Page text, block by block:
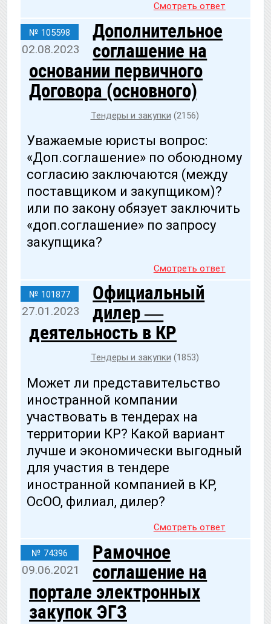
Смотреть ответ
№ 105598
02.08.2023
Дополнительное
соглашение на
основании первичного
Договора (основного)
Тендеры и закупки (2156)
Уважаемые юристы вопрос:
«Доп.соглашение» по обоюдному
согласию заключаются (между
поставщиком и закупщиком)?
или по закону обязует заключить
«доп.соглашение» по запросу
закупщика?
Смотреть ответ
№ 101877
27.01.2023
Официальный
дилер —
деятельность в КР
Тендеры и закупки (1853)
Может ли представительство
иностранной компании
участвовать в тендерах на
территории КР? Какой вариант
лучше и экономически выгодный
для участия в тендере
иностранной компанией в КР,
ОсОО, филиал, дилер?
Смотреть ответ
№ 74396
09.06.2021
Рамочное
соглашение на
портале электронных
закупок ЭГЗ